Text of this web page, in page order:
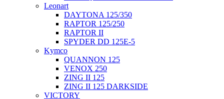
Leonart
DAYTONA 125/350
RAPTOR 125/250
RAPTOR II
SPYDER DD 125E-5
Kymco
QUANNON 125
VENOX 250
ZING II 125
ZING II 125 DARKSIDE
VICTORY